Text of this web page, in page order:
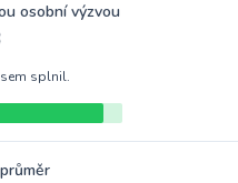
osobní výzvou
splnil.